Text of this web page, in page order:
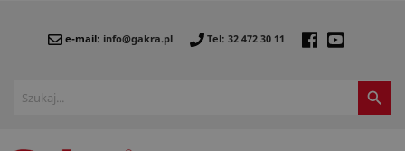
e-mail: info@gakra.pl Tel: 32 472 30 11
